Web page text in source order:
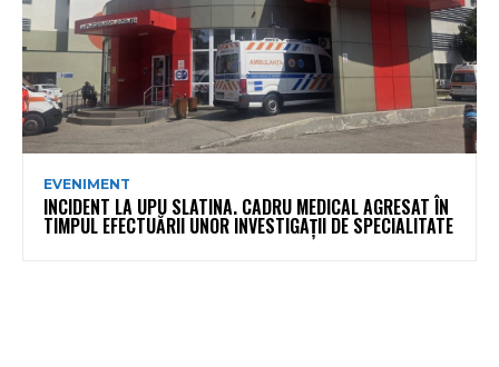
EVENIMENT
INCIDENT LA UPU SLATINA. CADRU MEDICAL AGRESAT ÎN
TIMPUL EFECTUĂRII UNOR INVESTIGAȚII DE SPECIALITATE